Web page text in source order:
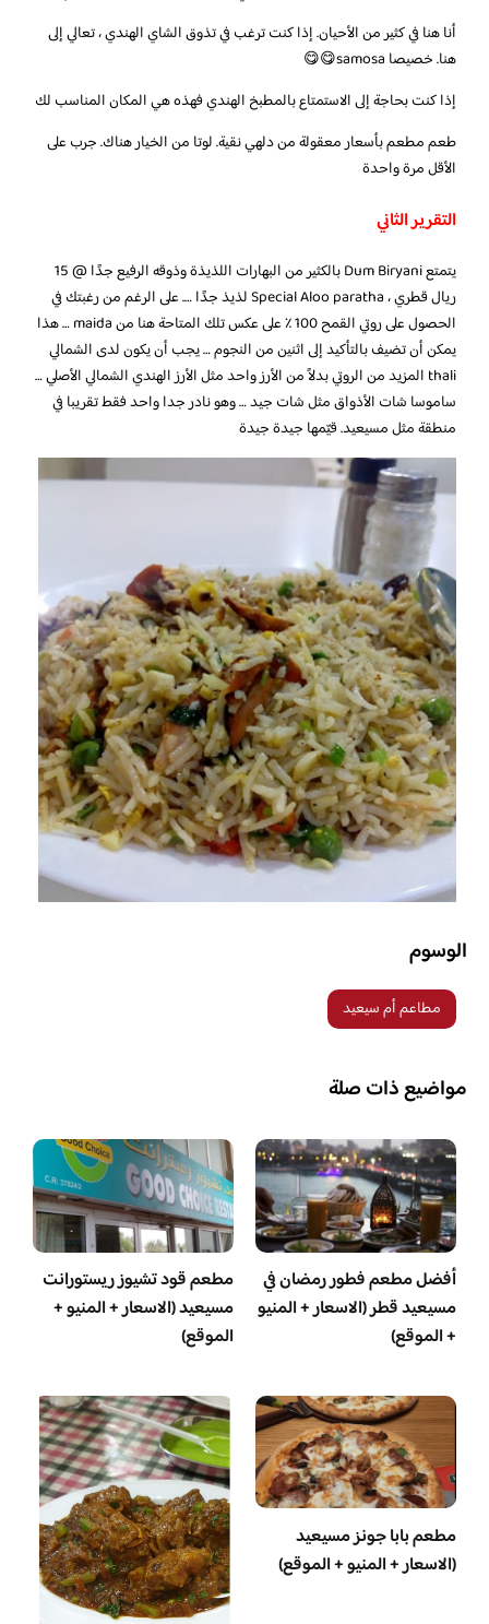
أنا هنا في كثير من الأحيان. إذا كنت ترغب في تذوق الشاي الهندي ، تعالي إلى
هنا. خصيصا samosa😋😋
إذا كنت بحاجة إلى الاستمتاع بالمطبخ الهندي فهذه هي المكان المناسب لك
طعم مطعم بأسعار معقولة من دلهي نقية. لوتا من الخيار هناك. جرب على
الأقل مرة واحدة
التقرير الثاني
يتمتع Dum Biryani بالكثير من البهارات اللذيذة وذوقه الرفيع جدًا @ 15
ريال قطري ، Special Aloo paratha لذيذ جدًا …. على الرغم من رغبتك في
الحصول على روتي القمح 100 ٪ على عكس تلك المتاحة هنا من maida … هذا
يمكن أن تضيف بالتأكيد إلى اثنين من النجوم … يجب أن يكون لدى الشمالي
thali المزيد من الروتي بدلاً من الأرز واحد مثل الأرز الهندي الشمالي الأصلي …
ساموسا شات الأذواق مثل شات جيد … وهو نادر جدا واحد فقط تقريبا في
منطقة مثل مسيعيد. قيّمها جيدة جيدة
الوسوم
مطاعم أم سيعيد
مواضيع ذات صلة
أفضل مطعم فطور رمضان في
مسيعيد قطر (الاسعار + المنيو
+ الموقع)
مطعم قود تشيوز ريستورانت
مسيعيد (الاسعار + المنيو +
الموقع)
مطعم بابا جونز مسيعيد
(الاسعار + المنيو + الموقع)